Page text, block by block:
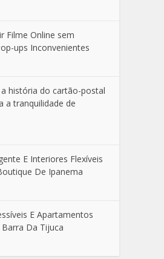
Filme Online sem
ups Inconvenientes
história do cartão-postal
a tranquilidade de
E Interiores Flexíveis
De Ipanema
E Apartamentos
Da Tijuca